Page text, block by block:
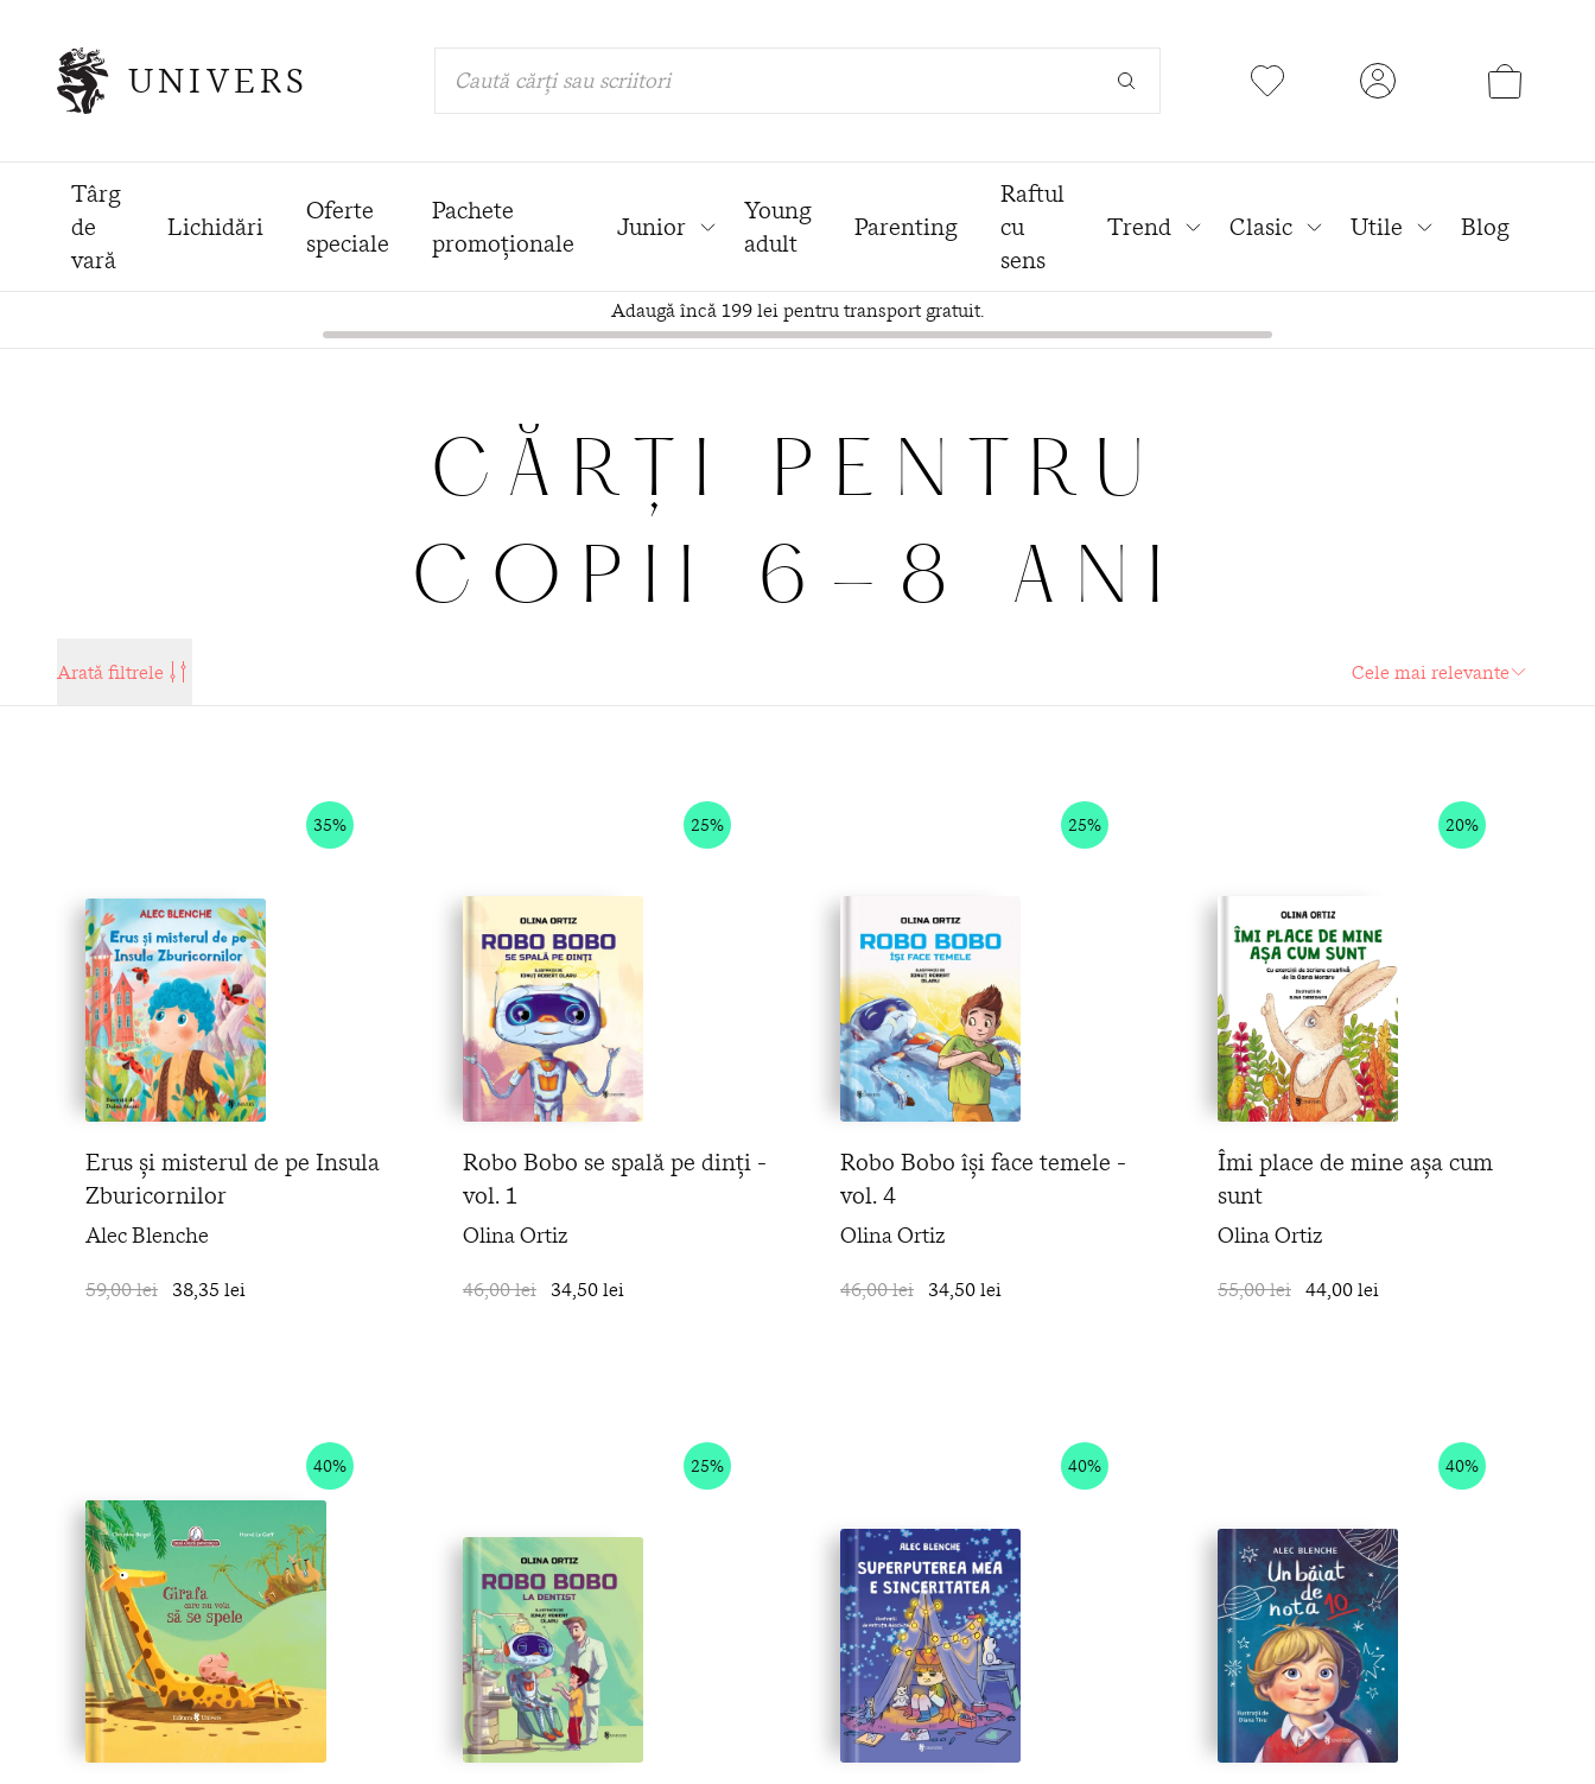
UNIVERS Caută cărți sau scriitori
Târg
de
vară
Lichidări
Oferte
speciale
Pachete
promoționale
Junior
Young
adult
Parenting
Raftul
cu
sens
Trend Clasic Utile Blog
Adaugă încă 199 lei pentru transport gratuit.
CĂRȚI PENTRU
COPII 6-8 ANI
Arată filtrele
35%
Erus și misterul de pe Insula
Zburicornilor
Alec Blenche
59,00 lei 38,35 lei
25%
Robo Bobo se spală pe dinți -
vol. 1
Olina Ortiz
46,00 lei 34,50 lei
25%
Robo Bobo își face temele -
vol. 4
Olina Ortiz
46,00 lei 34,50 lei
20%
Îmi place de mine așa cum
sunt
Olina Ortiz
55,00 lei 44,00 lei
40% 25% 40% 40%